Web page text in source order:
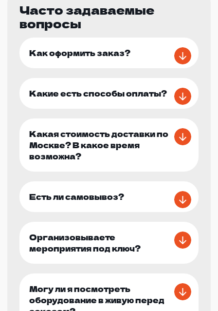
Часто задаваемые
вопросы
Как оформить заказ?
Какие есть способы оплаты?
Какая стоимость доставки по
Москве? В какое время
возможна?
Есть ли самовывоз?
Организовываете
мероприятия под ключ?
Могу ли я посмотреть
оборудование в живую перед